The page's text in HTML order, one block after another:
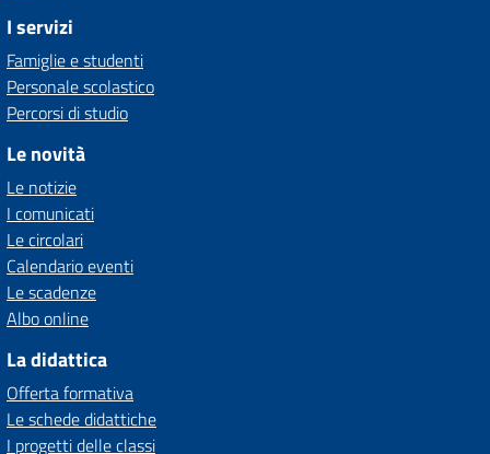
I servizi
Famiglie e studenti
Personale scolastico
Percorsi di studio
Le novità
Le notizie
I comunicati
Le circolari
Calendario eventi
Le scadenze
Albo online
La didattica
Offerta formativa
Le schede didattiche
I progetti delle classi